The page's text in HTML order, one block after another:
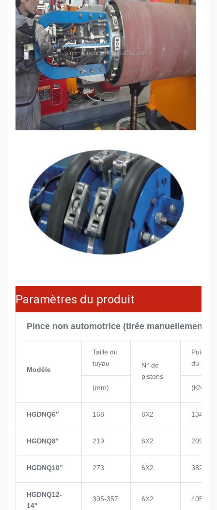
Paramètres du produit
Pince non automotrice (tirée manuellement)
Modèle
Taille du
tuyau
N° de
pistons
du
(mm) (KN)
HGDNQ6’’ 168 6X2 134
HGDNQ8'' 219 6X2 209
HGDNQ10’’ 273 6X2 382
HGDNQ12-
14''
305-357 6X2 405